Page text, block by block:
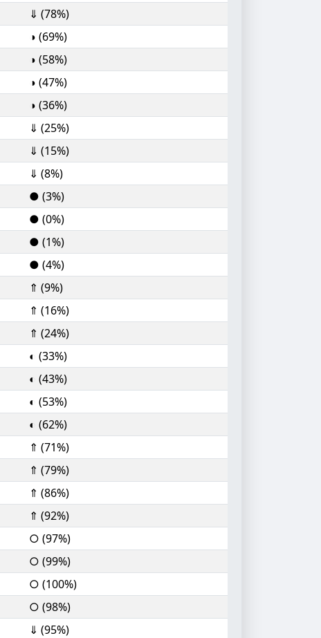
⇓ (78%)
◑ (69%)
◑ (58%)
◑ (47%)
◑ (36%)
⇓ (25%)
⇓ (15%)
⇓ (8%)
● (3%)
● (0%)
● (1%)
● (4%)
⇑ (9%)
⇑ (16%)
⇑ (24%)
◐ (33%)
◐ (43%)
◐ (53%)
◐ (62%)
⇑ (71%)
⇑ (79%)
⇑ (86%)
⇑ (92%)
○ (97%)
○ (99%)
○ (100%)
○ (98%)
⇓ (95%)